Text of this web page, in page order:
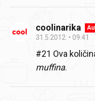
coolinarika
31.5.2012. 09:41
#21 Ova
muffina.